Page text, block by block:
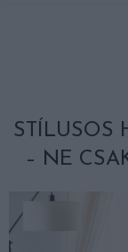
STÍLUSOS
– NE